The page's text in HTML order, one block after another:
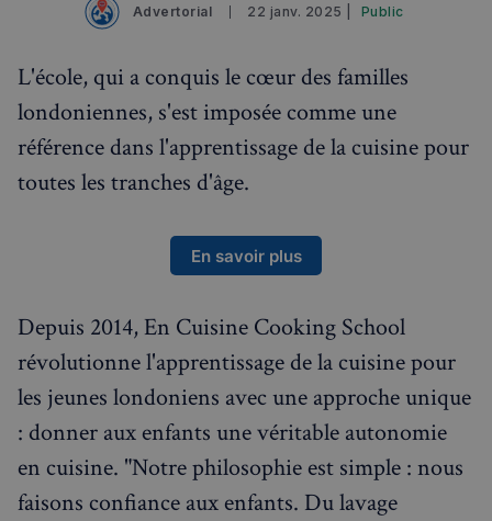
Rechercher dans Français à Londres - Magazine
Annuaire des professionnels
Événements à venir
Advertorial 22 janv. 2025 | Public
L'école, qui a conquis le cœur des familles
londoniennes, s'est imposée comme une
référence dans l'apprentissage de la cuisine pour
toutes les tranches d'âge.
En savoir plus
Depuis 2014, En Cuisine Cooking School
révolutionne l'apprentissage de la cuisine pour
les jeunes londoniens avec une approche unique
: donner aux enfants une véritable autonomie
en cuisine. "Notre philosophie est simple : nous
faisons confiance aux enfants. Du lavage